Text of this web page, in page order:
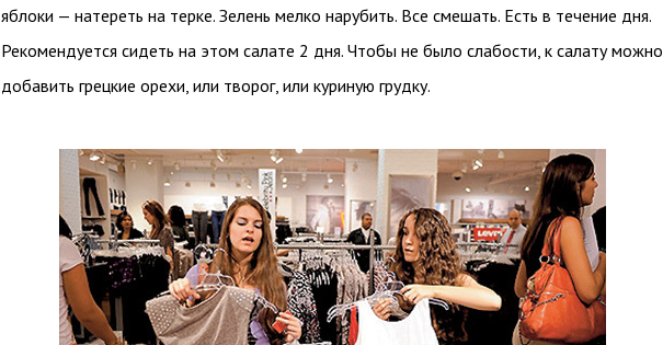
яблоки — натереть на терке. Зелень мелко нарубить. Все смешать. Есть в течение дня.
Рекомендуется сидеть на этом салате 2 дня. Чтобы не было слабости, к салату можно
добавить грецкие орехи, или творог, или куриную грудку.